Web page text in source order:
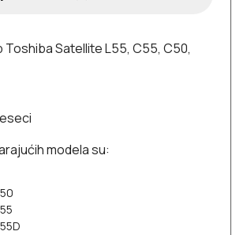
Satellite L55, C55, C50,
modela su: